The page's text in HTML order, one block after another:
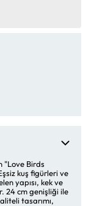
"Love Birds
kuş figürleri ve
yapısı, kek ve
24 cm genişliği ile
tasarımı,